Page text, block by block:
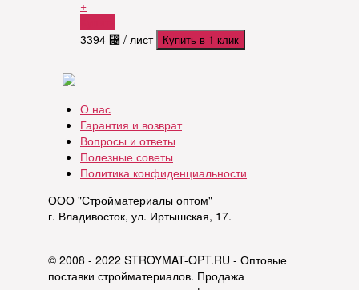
+
3394 ⃄ / лист Купить в 1 клик
О нас
Гарантия и возврат
Вопросы и ответы
Полезные советы
Политика конфиденциальности
ООО "Стройматериалы оптом"
г. Владивосток, ул. Иртышская, 17.
© 2008 - 2022 STROYMAT-OPT.RU - Оптовые
поставки стройматериалов. Продажа